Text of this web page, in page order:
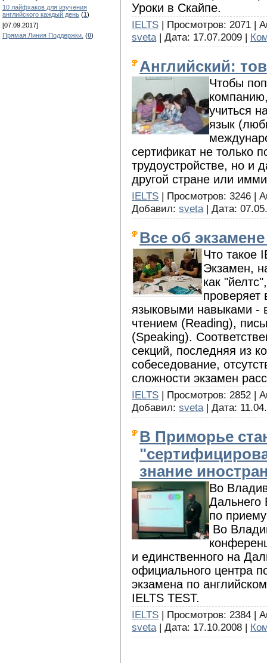
10 лайфхаков для изучения
английского каждый день (1)
[07.09.2017]
Прямая Линия Поддержки. (0)
Уроки в Скайпе.
IELTS | Просмотров: 2071 |
sveta | Дата: 17.07.2009 |
Английский:
Чтобы
учиться
язык
сертификат не только
трудоустройстве, но и
другой стране или
IELTS | Просмотров: 3246 |
Добавил: sveta | Дата:
Все об экзамене
Что такое
Экзамен,
как
проверяет
языковыми навыками -
чтением (Reading),
(Speaking).
секций, последняя из
собеседование,
сложности экзамен
IELTS | Просмотров: 2852 |
Добавил: sveta | Дата:
В Приморье
знание
Во
Дальнего
по
Во
и единственного на
официального центра
экзамена по
IELTS TEST.
IELTS | Просмотров: 2384 |
sveta | Дата: 17.10.2008 |